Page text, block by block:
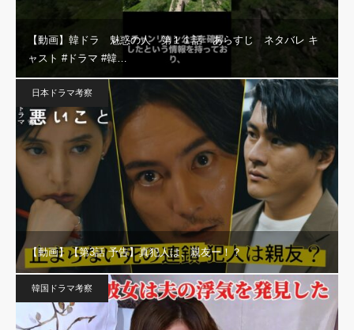
【動画】韓ドラ 魅惑の人 第１１話 あらすじ ネタバレ キ
ャスト #ドラマ #韓…
日本ドラマ考察
【動画】【第3話 予告】真犯人は、親友ー！？
韓国ドラマ考察